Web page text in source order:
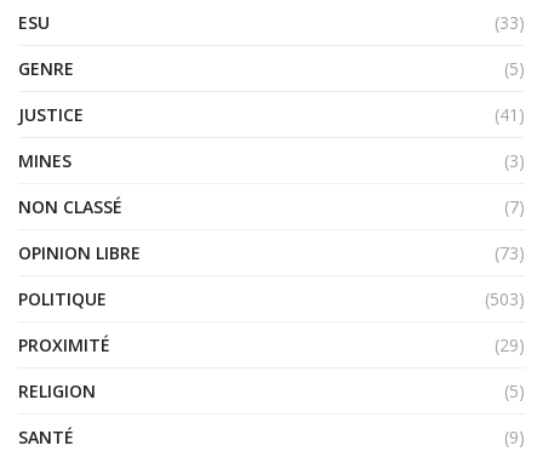
ESU
(33)
GENRE
(5)
JUSTICE
(41)
MINES
(3)
NON CLASSÉ
(7)
OPINION LIBRE
(73)
POLITIQUE
(503)
PROXIMITÉ
(29)
RELIGION
(5)
SANTÉ
(9)